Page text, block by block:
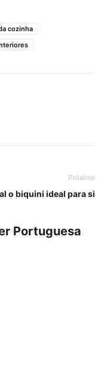
cozinha
Próximo
o biquini ideal para si
Portuguesa